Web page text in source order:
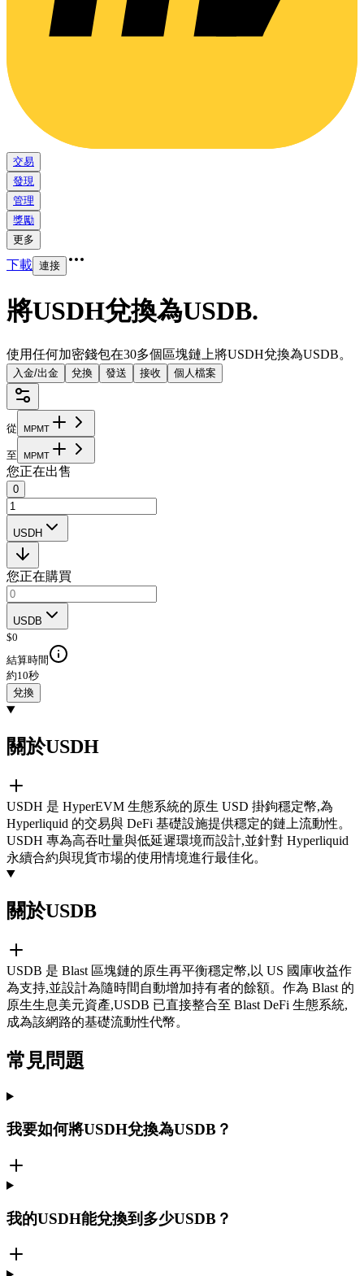
交易
發現
管理
獎勵
更多
下載 連接
將USDH兌換為USDB.
使用任何加密錢包在30多個區塊鏈上將USDH兌換為USDB。
入金/出金 兌換 發送 接收 個人檔案
從 MPMT
至 MPMT
您正在出售
0
USDH
您正在購買
USDB
$0
結算時間
約10秒
兌換
關於USDH
USDH 是 HyperEVM 生態系統的原生 USD 掛鉤穩定幣,為
Hyperliquid 的交易與 DeFi 基礎設施提供穩定的鏈上流動性。
USDH 專為高吞吐量與低延遲環境而設計,並針對 Hyperliquid
永續合約與現貨市場的使用情境進行最佳化。
關於USDB
USDB 是 Blast 區塊鏈的原生再平衡穩定幣,以 US 國庫收益作
為支持,並設計為隨時間自動增加持有者的餘額。作為 Blast 的
原生生息美元資產,USDB 已直接整合至 Blast DeFi 生態系統,
成為該網路的基礎流動性代幣。
常見問題
我要如何將USDH兌換為USDB？
我的USDH能兌換到多少USDB？